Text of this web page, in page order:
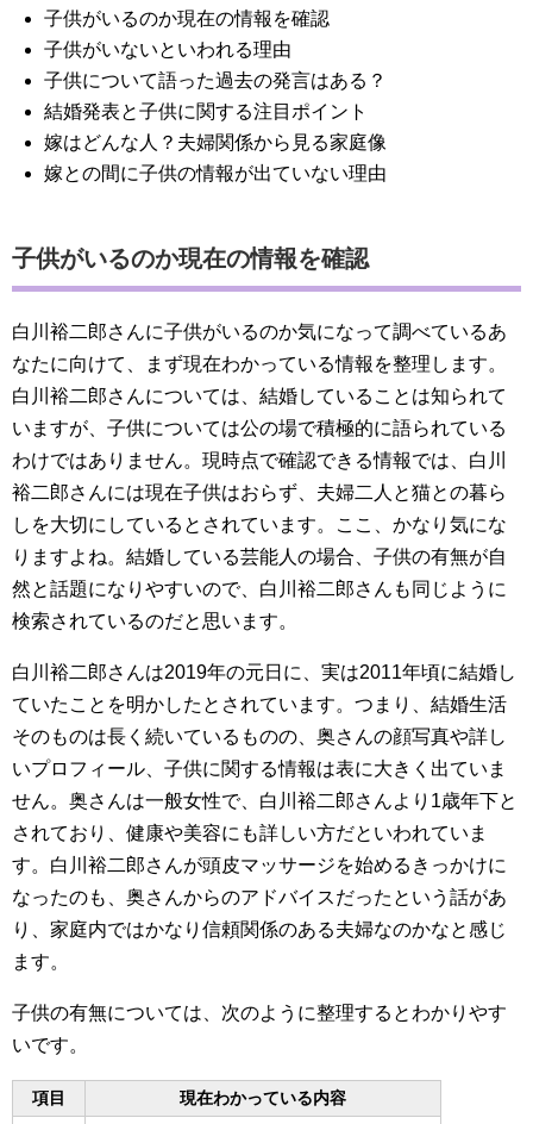
子供がいるのか現在の情報を確認
子供がいないといわれる理由
子供について語った過去の発言はある？
結婚発表と子供に関する注目ポイント
嫁はどんな人？夫婦関係から見る家庭像
嫁との間に子供の情報が出ていない理由
子供がいるのか現在の情報を確認
白川裕二郎さんに子供がいるのか気になって調べているあ
なたに向けて、まず現在わかっている情報を整理します。
白川裕二郎さんについては、結婚していることは知られて
いますが、子供については公の場で積極的に語られている
わけではありません。現時点で確認できる情報では、白川
裕二郎さんには現在子供はおらず、夫婦二人と猫との暮ら
しを大切にしているとされています。ここ、かなり気にな
りますよね。結婚している芸能人の場合、子供の有無が自
然と話題になりやすいので、白川裕二郎さんも同じように
検索されているのだと思います。
白川裕二郎さんは2019年の元日に、実は2011年頃に結婚し
ていたことを明かしたとされています。つまり、結婚生活
そのものは長く続いているものの、奥さんの顔写真や詳し
いプロフィール、子供に関する情報は表に大きく出ていま
せん。奥さんは一般女性で、白川裕二郎さんより1歳年下と
されており、健康や美容にも詳しい方だといわれていま
す。白川裕二郎さんが頭皮マッサージを始めるきっかけに
なったのも、奥さんからのアドバイスだったという話があ
り、家庭内ではかなり信頼関係のある夫婦なのかなと感じ
ます。
子供の有無については、次のように整理するとわかりやす
いです。
項目
現在わかっている内容